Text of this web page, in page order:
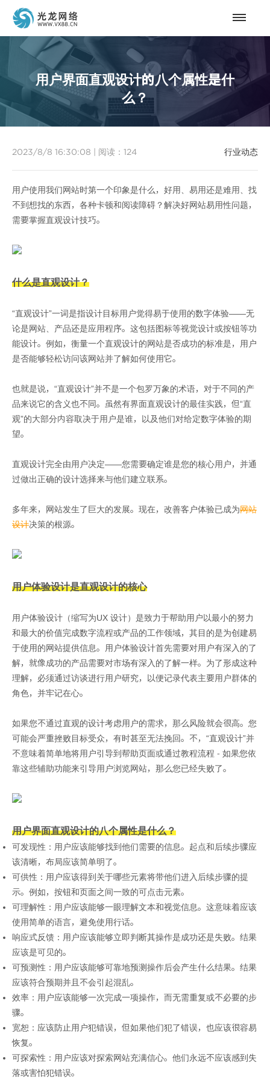
用户界面直观设计的八个属性是什
么？
行业动态
2023/8/8 16:30:08 阅读： 124
用户使用我们网站时第一个印象是什么，好用、易用还是难用、找
不到想找的东西，各种卡顿和阅读障碍？解决好网站易用性问题，
需要掌握直观设计技巧。
什么是直观设计？
“直观设计”一词是指设计目标用户觉得易于使用的数字体验——无
论是网站、产品还是应用程序。这包括图标等视觉设计或按钮等功
能设计。例如，衡量一个直观设计的网站是否成功的标准是，用户
是否能够轻松访问该网站并了解如何使用它。
也就是说，“直观设计”并不是一个包罗万象的术语，对于不同的产
品来说它的含义也不同。虽然有界面直观设计的最佳实践，但“直
观”的大部分内容取决于用户是谁，以及他们对给定数字体验的期
望。
直观设计完全由用户决定——您需要确定谁是您的核心用户，并通
过做出正确的设计选择来与他们建立联系。
多年来，网站发生了巨大的发展。现在，改善客户体验已成为网站
设计决策的根源。
用户体验设计是直观设计的核心
用户体验设计（缩写为UX 设计）是致力于帮助用户以最小的努力
和最大的价值完成数字流程或产品的工作领域，其目的是为创建易
于使用的网站提供信息。用户体验设计首先需要对用户有深入的了
解，就像成功的产品需要对市场有深入的了解一样。为了形成这种
理解，必须通过访谈进行用户研究，以便记录代表主要用户群体的
角色，并牢记在心。
如果您不通过直观的设计考虑用户的需求，那么风险就会很高。您
可能会严重挫败目标受众，有时甚至无法挽回。不，“直观设计”并
不意味着简单地将用户引导到帮助页面或通过教程流程 - 如果您依
靠这些辅助功能来引导用户浏览网站，那么您已经失败了。
用户界面直观设计的八个属性是什么？
可发现性：用户应该能够找到他们需要的信息。起点和后续步骤应
该清晰，布局应该简单明了。
可供性：用户应该得到关于哪些元素将带他们进入后续步骤的提
示。例如，按钮和页面之间一致的可点击元素。
可理解性：用户应该能够一眼理解文本和视觉信息。这意味着应该
使用简单的语言，避免使用行话。
响应式反馈：用户应该能够立即判断其操作是成功还是失败。结果
应该是可见的。
可预测性：用户应该能够可靠地预测操作后会产生什么结果。结果
应该符合预期并且不会引起混乱。
效率：用户应该能够一次完成一项操作，而无需重复或不必要的步
骤。
宽恕：应该防止用户犯错误，但如果他们犯了错误，也应该很容易
恢复。
可探索性：用户应该对探索网站充满信心。他们永远不应该感到失
落或害怕犯错误。